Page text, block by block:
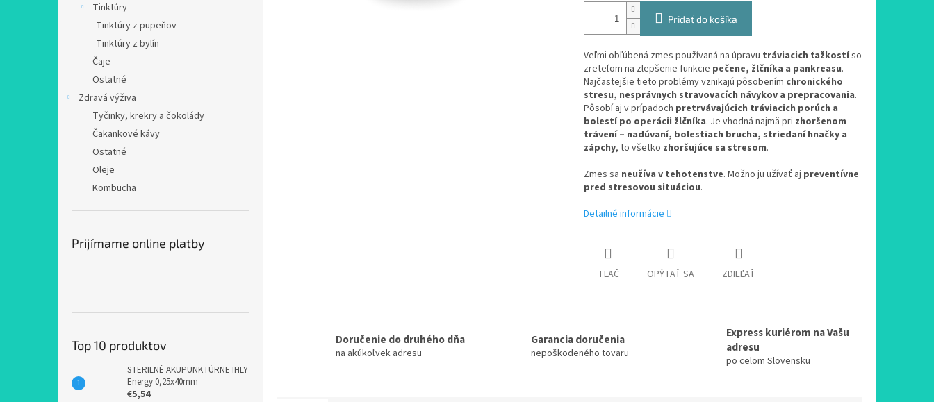
Tinktúry
Tinktúry z pupeňov
Tinktúry z bylín
Čaje
Ostatné
Zdravá výživa
Tyčinky, krekry a čokolády
Čakankové kávy
Ostatné
Oleje
Kombucha
Prijímame online platby
Top 10 produktov
STERILNÉ AKUPUNKTÚRNE IHLY
Energy 0,25x40mm
€5,54
Pridať do košíka
Veľmi obľúbená zmes používaná na úpravu tráviacich ťažkostíso
zreteľom na zlepšenie funkcie pečene, žlčníka a pankreasu.
Najčastejšie tieto problémy vznikajú pôsobením chronického
stresu, nesprávnych stravovacích návykov a prepracovania.
Pôsobí aj v prípadoch pretrvávajúcich tráviacich porúch a
bolestí po operácii žlčníka. Je vhodná najmä pri zhoršenom
trávení – nadúvaní, bolestiach brucha, striedaní hnačky a
zápchy, to všetko zhoršujúce sa stresom.
Zmes sa neužíva v tehotenstve. Možno ju užívať aj preventívne
pred stresovou situáciou.
Detailné informácie
TLAČ OPÝTAŤ SA ZDIEĽAŤ
Doručenie do druhého dňa
na akúkoľvek adresu
Garancia doručenia
nepoškodeného tovaru
Express kuriérom na Vašu
adresu
po celom Slovensku